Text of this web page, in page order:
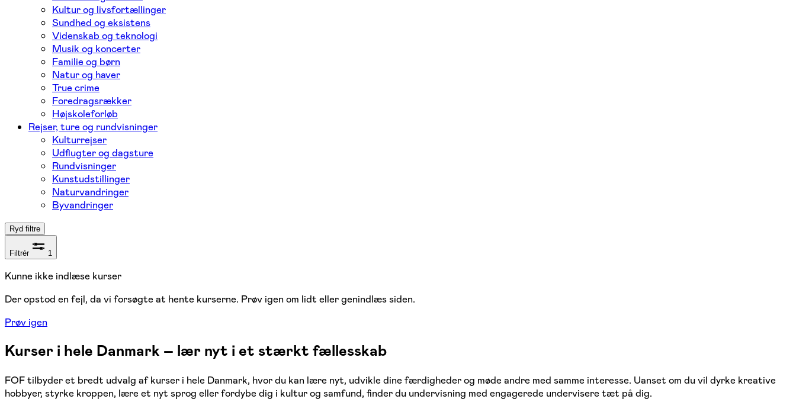
Kultur og livsfortællinger
Sundhed og eksistens
Videnskab og teknologi
Musik og koncerter
Familie og børn
Natur og haver
True crime
Foredragsrækker
Højskoleforløb
Rejser, ture og rundvisninger
Kulturrejser
Udflugter og dagsture
Rundvisninger
Kunstudstillinger
Naturvandringer
Byvandringer
Ryd filtre
Filtrér 1
Kunne ikke indlæse kurser
Der opstod en fejl, da vi forsøgte at hente kurserne. Prøv igen om lidt eller genindlæs siden.
Prøv igen
Kurser i hele Danmark – lær nyt i et stærkt fællesskab
FOF tilbyder et bredt udvalg af kurser i hele Danmark, hvor du kan lære nyt, udvikle dine færdigheder og møde andre med samme interesse. Uanset om du vil dyrke kreative
hobbyer, styrke kroppen, lære et nyt sprog eller fordybe dig i kultur og samfund, finder du undervisning med engagerede undervisere tæt på dig.